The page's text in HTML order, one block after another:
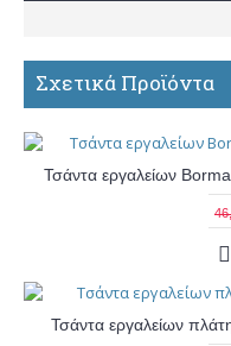
Σχετικά Προϊόντα
Τσάντα εργαλείων
Τσάντα εργαλείων